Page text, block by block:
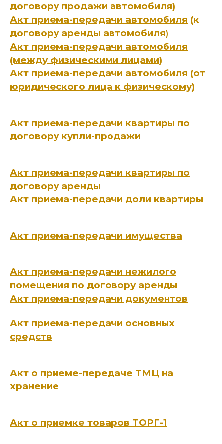
договору продажи автомобиля)
Акт приема-передачи автомобиля (к
договору аренды автомобиля)
Акт приема-передачи автомобиля
(между физическими лицами)
Акт приема-передачи автомобиля (от
юридического лица к физическому)
Акт приема-передачи квартиры по
договору купли-продажи
Акт приема-передачи квартиры по
договору аренды
Акт приема-передачи доли квартиры
Акт приема-передачи имущества
Акт приема-передачи нежилого
помещения по договору аренды
Акт приема-передачи документов
Акт приема-передачи основных
средств
Акт о приеме-передаче ТМЦ на
хранение
Акт о приемке товаров ТОРГ-1